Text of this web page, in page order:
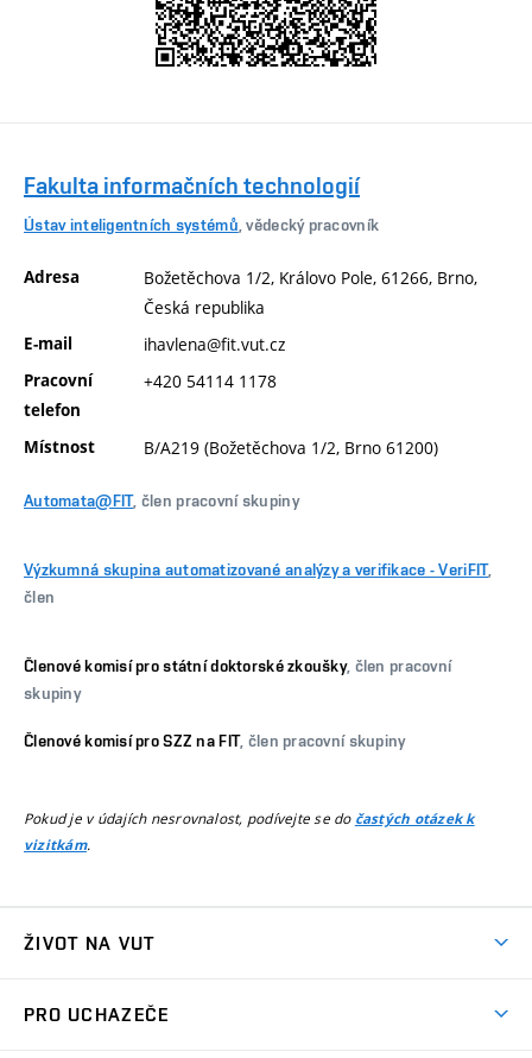
Fakulta informačních technologií
Ústav inteligentních systémů , vědecký pracovník
Adresa
Božetěchova 1/2, Královo Pole, 61266, Brno,
Česká republika
E-mail ihavlena@fit.vut.cz
Pracovní
telefon
+420 54114 1178
Místnost B/A219 (Božetěchova 1/2, Brno 61200)
Automata@FIT, člen pracovní skupiny
Výzkumná skupina automatizované analýzy a verifikace - VeriFIT,
člen
Členové komisí pro státní doktorské zkoušky, člen pracovní
skupiny
Členové komisí pro SZZ na FIT, člen pracovní skupiny
Pokud je v údajích nesrovnalost, podívejte se do častých otázek k
vizitkám.
ŽIVOT NA VUT
PRO UCHAZEČE